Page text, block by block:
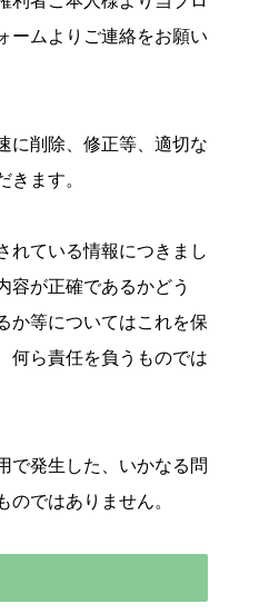
ームよりご連絡をお願い
に削除、修正等、適切な
きます。
れている情報につきまし
容が正確であるかどう
か等についてはこれを保
何ら責任を負うものでは
で発生した、いかなる問
のではありません。